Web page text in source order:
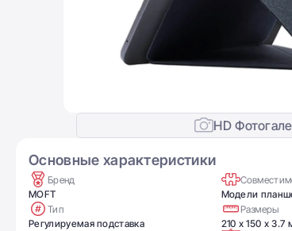
HD
Основные характеристики
Бренд
MOFT
Модели
Тип
Регулируемая подставка
Размеры
210 x 150 x